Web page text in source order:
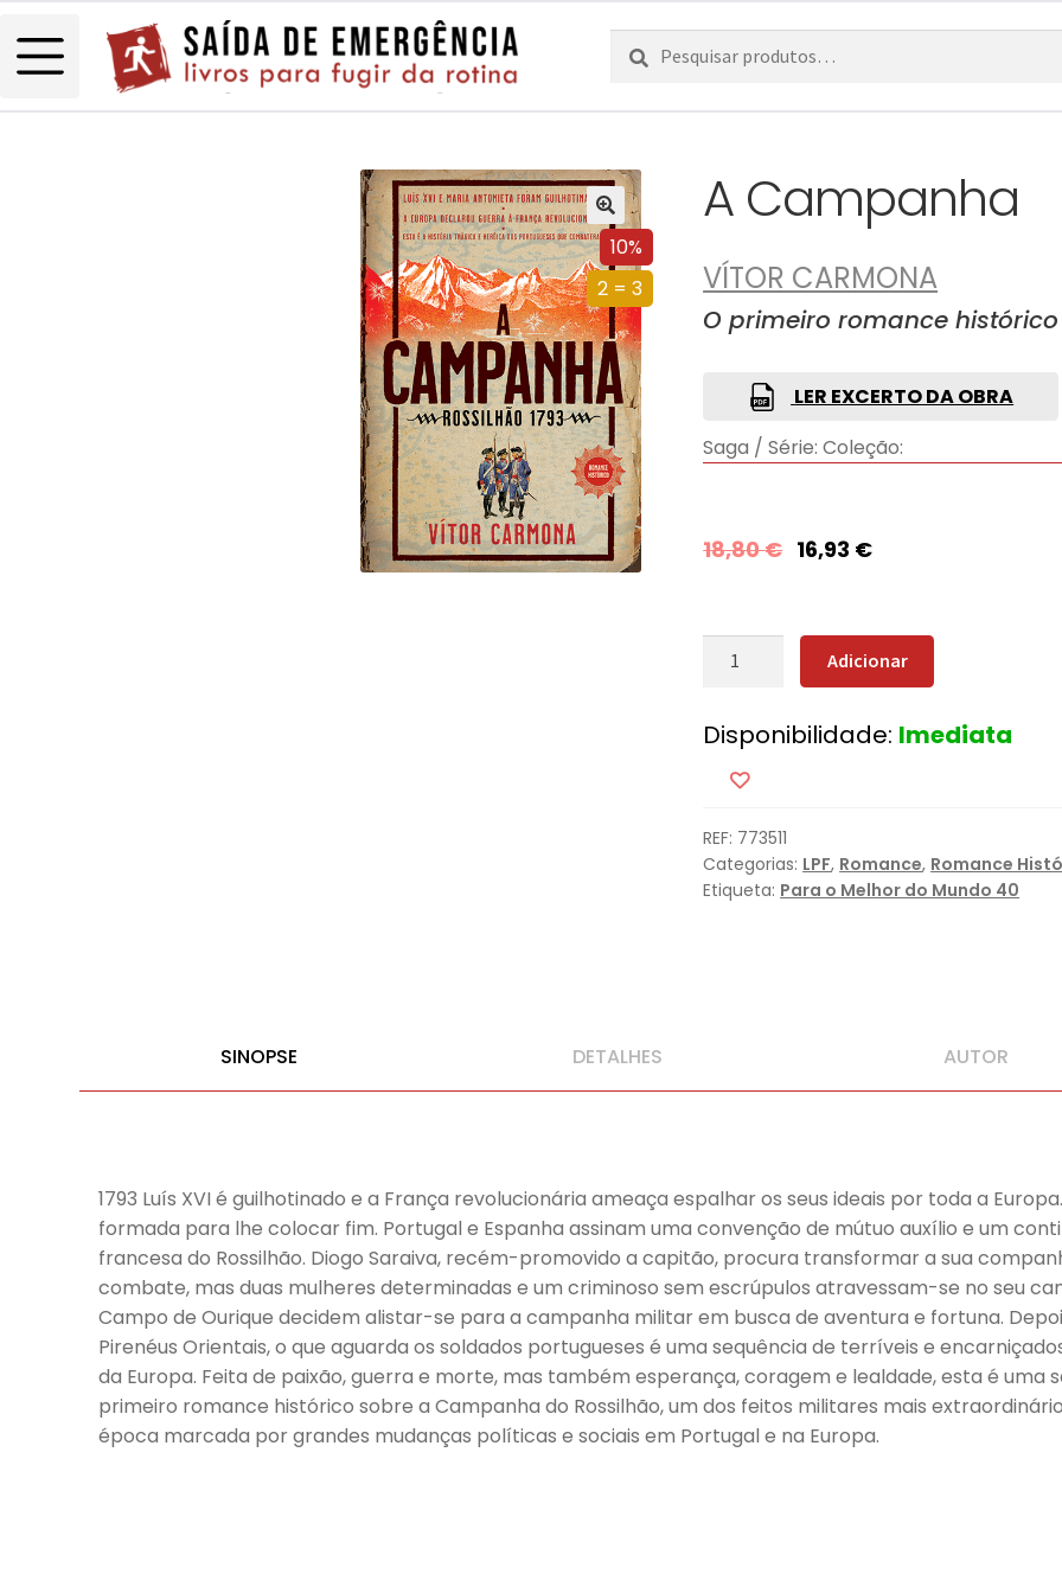
Pesquisar
por:
Pesquisa
10%
2 = 3
A Campanha
VÍTOR CARMONA
O primeiro romance
LER EXCERTO DA OBRA
Saga / Série: Coleção:
18,80€ 16,93 €
Quantidade
Campanha
Adicionar
Disponibilidade: Imediata
REF: 773511
Categorias: LPF, Romance, Romance
Etiqueta: Para o Melhor do Mundo 40
SINOPSE DETALHES AUTOR
1793 Luís XVI é guilhotinado e a França revolucionária ameaça espalhar os seus ideais por toda a
formada para lhe colocar fim. Portugal e Espanha assinam uma convenção de mútuo auxílio e um
francesa do Rossilhão. Diogo Saraiva, recém-promovido a capitão, procura transformar a sua
combate, mas duas mulheres determinadas e um criminoso sem escrúpulos atravessam-se no seu
Campo de Ourique decidem alistar-se para a campanha militar em busca de aventura e fortuna.
Pirenéus Orientais, o que aguarda os soldados portugueses é uma sequência de terríveis e
da Europa. Feita de paixão, guerra e morte, mas também esperança, coragem e lealdade, esta é uma
primeiro romance histórico sobre a Campanha do Rossilhão, um dos feitos militares mais
época marcada por grandes mudanças políticas e sociais em Portugal e na Europa.